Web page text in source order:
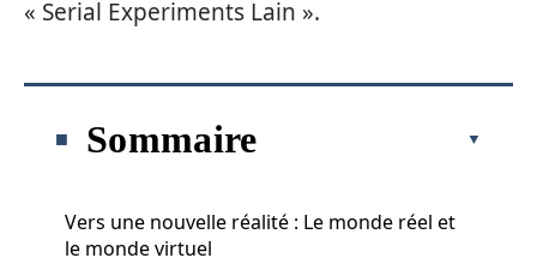
« Serial Experiments Lain ».
Sommaire
Vers une nouvelle réalité : Le monde réel et
le monde virtuel